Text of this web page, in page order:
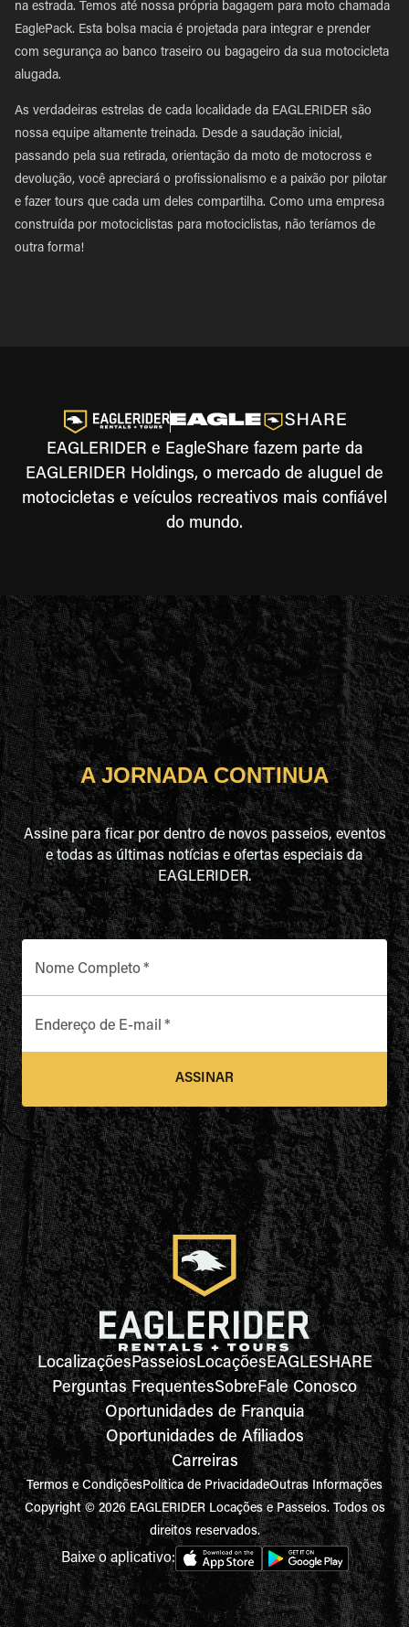
na estrada. Temos até nossa própria bagagem para moto chamada
EaglePack. Esta bolsa macia é projetada para integrar e prender
com segurança ao banco traseiro ou bagageiro da sua motocicleta
alugada.
As verdadeiras estrelas de cada localidade da EAGLERIDER são
nossa equipe altamente treinada. Desde a saudação inicial,
passando pela sua retirada, orientação da moto de motocross e
devolução, você apreciará o profissionalismo e a paixão por pilotar
e fazer tours que cada um deles compartilha. Como uma empresa
construída por motociclistas para motociclistas, não teríamos de
outra forma!
EAGLERIDER e EagleShare fazem parte da
EAGLERIDER Holdings, o mercado de aluguel de
motocicletas e veículos recreativos mais confiável
do mundo.
A JORNADA CONTINUA
Assine para ficar por dentro de novos passeios, eventos
e todas as últimas notícias e ofertas especiais da
EAGLERIDER.
Nome Completo*
Endereço de E-mail *
ASSINAR
LocalizaçõesPasseiosLocaçõesEAGLESHARE
Perguntas FrequentesSobreFale Conosco
Oportunidades de Franquia
Oportunidades de Afiliados
Carreiras
Termos e CondiçõesPolítica de PrivacidadeOutras Informações
Copyright © 2026 EAGLERIDER Locações e Passeios. Todos os
direitos reservados.
Baixe o aplicativo: